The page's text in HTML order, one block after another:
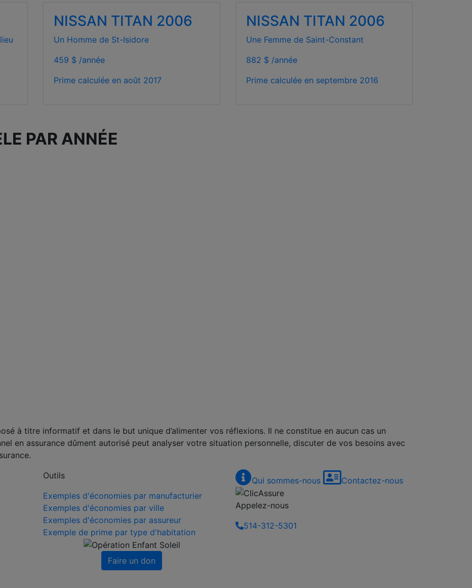
NISSAN TITAN 2006
Un Homme de St-Isidore
459 $ /année
Prime calculée en août 2017
NISSAN TITAN 2006
Une Femme de Saint-Constant
882 $ /année
Prime calculée en septembre 2016
PAR ANNÉE
à titre informatif et dans le but unique d’alimenter vos réflexions. Il ne constitue en aucun cas un
en assurance dûment autorisé peut analyser votre situation personnelle, discuter de vos besoins avec
Outils
Exemples d'économies par manufacturier
Exemples d'économies par ville
Exemples d'économies par assureur
Exemple de prime par type d'habitation
Faire un don
Qui sommes-nous Contactez-nous
Appelez-nous
514-312-5301